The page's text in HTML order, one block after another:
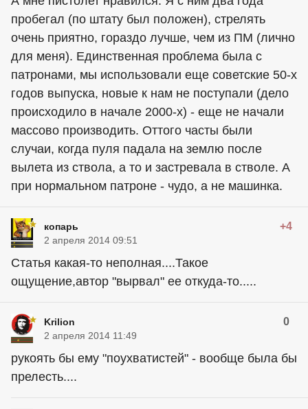
пробегал (по штату был положен), стрелять
очень приятно, гораздо лучше, чем из ПМ (лично
для меня). Единственная проблема была с
патронами, мы использовали еще советские 50-х
годов выпуска, новые к нам не поступали (дело
происходило в начале 2000-х) - еще не начали
массово производить. Оттого часты были
случаи, когда пуля падала на землю после
вылета из ствола, а то и застревала в стволе. А
при нормальном патроне - чудо, а не машинка.
копарь +4
2 апреля 2014 09:51
Статья какая-то неполная....Такое
ощущение,автор "вырвал" ее откуда-то.....
Krilion 0
2 апреля 2014 11:49
рукоять бы ему "поухватистей" - вообще была бы
прелесть....